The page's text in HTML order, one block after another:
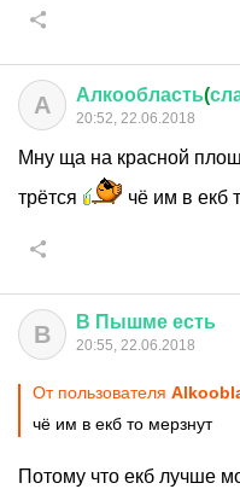
А Алкообласть(
20:52, 22.06.2018
Мну ща на красной
трётся
чё им в екб
В В Пышме есть
20:55, 22.06.2018
От пользователя
чё им в екб то мерзнут
Потому что екб лучше